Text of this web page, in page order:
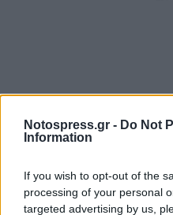
Notospress.gr - Do Not
Information
If you wish to opt-out of the
processing of your personal
targeted advertising by us,